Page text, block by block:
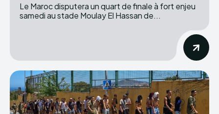
Le Maroc disputera un quart de finale à fort enjeu
samedi au stade Moulay El Hassan de...